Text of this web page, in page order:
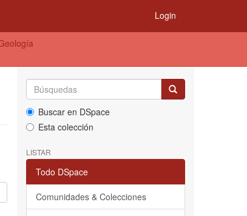
Login
Buscar en DSpace
Esta colección
LISTAR
Todo DSpace
Comunidades & Colecciones